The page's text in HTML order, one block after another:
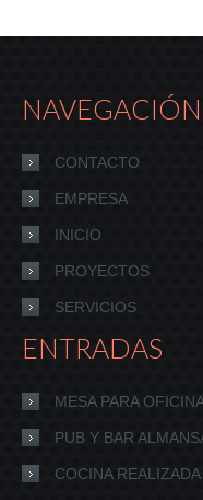
NAVEGACIÓN
CONTACTO
EMPRESA
INICIO
PROYECTOS
SERVICIOS
ENTRADAS
MESA PARA
PUB Y BAR
COCINA